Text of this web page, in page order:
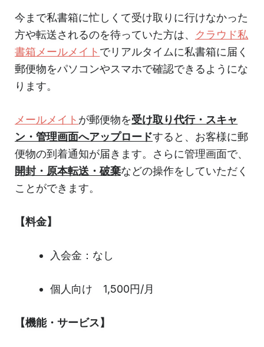
今まで私書箱に忙しくて受け取りに行けなかった
方や転送されるのを待っていた方は、 クラウド私
書箱メールメイト でリアルタイムに私書箱に届く
郵便物をパソコンやスマホで確認できるようにな
ります。
メールメイト が郵便物を受け取り代行・スキャ
ン・管理画面へアップロードすると、お客様に郵
便物の到着通知が届きます。さらに管理画面で、
開封・原本転送・破棄などの操作をしていただく
ことができます。
【料金】
入会金：なし
個人向け 1,500円/月
【機能・サービス】